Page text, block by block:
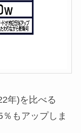
年)を比べる
もアップしま